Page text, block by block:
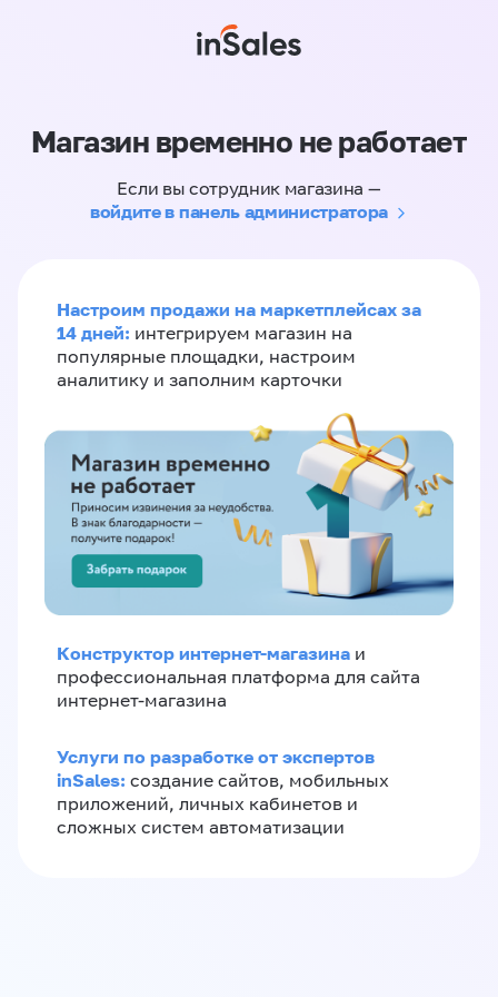
Магазин временно не работает
Если вы сотрудник магазина —
войдите в панель администратора
Настроим продажи на маркетплейсах за
14 дней: интегрируем магазин на
популярные площадки, настроим
аналитику и заполним карточки
Конструктор интернет-магазина и
профессиональная платформа для сайта
интернет-магазина
Услуги по разработке от экспертов
inSales: создание сайтов, мобильных
приложений, личных кабинетов и
сложных систем автоматизации